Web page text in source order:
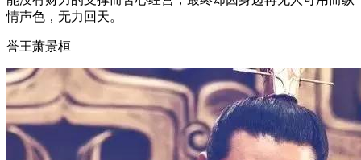
情声色，无力回天。
誉王萧景桓